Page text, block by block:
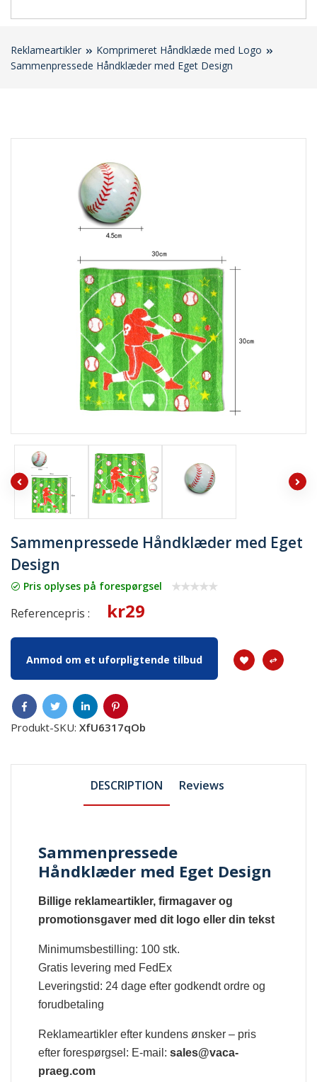
Reklameartikler
Komprimeret Håndklæde med Logo
Sammenpressede Håndklæder med Eget Design
Sammenpressede Håndklæder med Eget
Design
Pris oplyses på forespørgsel
Referencepris : kr29
Anmod om et uforpligtende tilbud
Produkt-SKU: XfU6317qOb
DESCRIPTION Reviews
Sammenpressede
Håndklæder med Eget Design
Billige reklameartikler, firmagaver og
promotionsgaver med dit logo eller din tekst
Minimumsbestilling: 100 stk.
Gratis levering med FedEx
Leveringstid: 24 dage efter godkendt ordre og
forudbetaling
Reklameartikler efter kundens ønsker – pris
efter forespørgsel: E-mail:sales@vaca-
praeg.com